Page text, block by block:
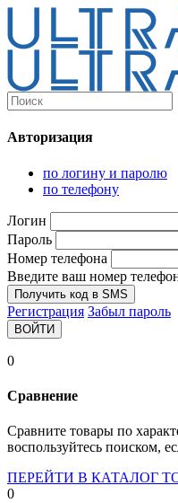
Каталог
Компьютеры и
Моноблоки
Авторизация
по логину и паролю
по телефону
Логин
Пароль
Номер телефона
Введите ваш номер
Получить код в SMS
Регистрация Забыл пароль
ВОЙТИ
0
Сравнение
Сравните товары по
воспользуйтесь поиском,
ПЕРЕЙТИ В КАТАЛОГ
0